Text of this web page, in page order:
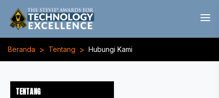
Beranda > Tentang > Hubungi Kami
TENTANG